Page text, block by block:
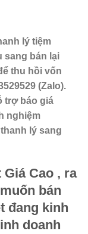
lý tiệm
sang bán lại
thu hồi vốn
(Zalo).
trợ báo giá
nghiệm
lý sang
Giá Cao , ra
bán
đang kinh
doanh